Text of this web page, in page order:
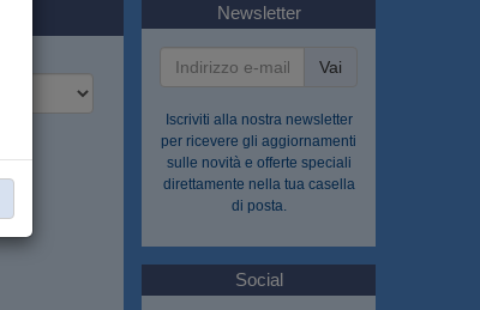
Newsletter
Vai
Iscriviti alla nostra newsletter
per ricevere gli aggiornamenti
sulle novità e offerte speciali
direttamente nella tua casella
di posta.
Social